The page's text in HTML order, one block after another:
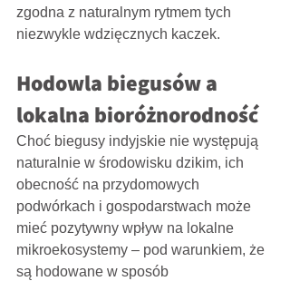
zgodna z naturalnym rytmem tych
niezwykle wdzięcznych kaczek.
Hodowla biegusów a
lokalna bioróżnorodność
Choć biegusy indyjskie nie występują
naturalnie w środowisku dzikim, ich
obecność na przydomowych
podwórkach i gospodarstwach może
mieć pozytywny wpływ na lokalne
mikroekosystemy – pod warunkiem, że
są hodowane w sposób